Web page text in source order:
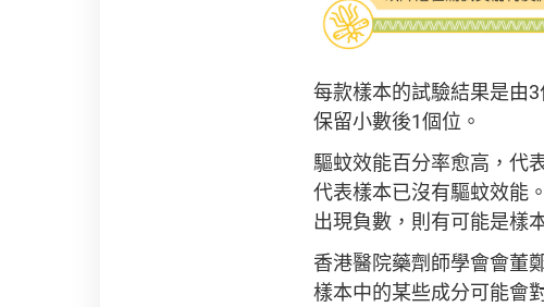
每款樣本的試驗結果是由
保留小數後1個位。
驅蚊效能百分率愈高，代
代表樣本已沒有驅蚊效能
出現負數，則有可能是樣
香港醫院藥劑師學會會董
樣本中的某些成分可能會